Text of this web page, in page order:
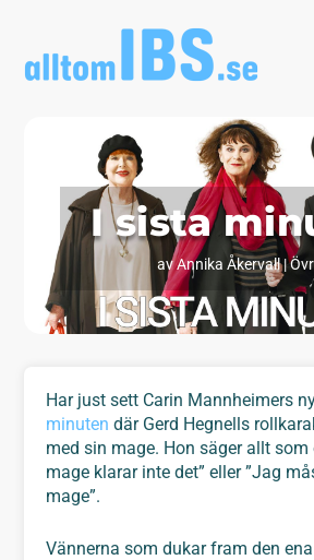
I sista
avAnnika Åkervall|
Har just sett Carin Mannheimers
minuten där Gerd Hegnells
med sin mage. Hon säger allt som
mage klarar inte det” eller ”Jag
mage”.
Vännerna som dukar fram den